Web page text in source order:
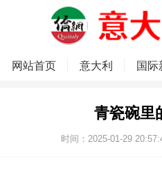
网站首页 意大利 国际
青瓷碗里
时间：2025-01-29